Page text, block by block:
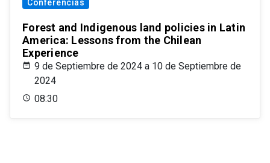
Conferencias
Forest and Indigenous land policies in Latin
America: Lessons from the Chilean
Experience
9 de Septiembre de 2024 a 10 de Septiembre de
2024
08:30